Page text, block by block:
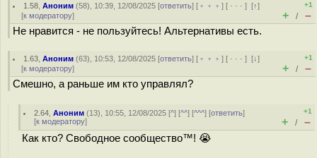
1.58 ,Аноним (58), 10:39, 12/08/2025 [ответить] [ ﹢﹢﹢] [ · · ·][↑]
[к модератору]
+1
+ / –
Не нравится - не пользуйтесь! Альтернативы есть.
1.63 ,Аноним (63), 10:53, 12/08/2025 [ответить] [ ﹢﹢﹢] [ · · ·][↓]
[к модератору]
+1
+ / –
Смешно, а раньше им кто управлял?
2.64 ,Аноним (13), 10:55, 12/08/2025 [^] [^^] [^^^] [ответить]
[к модератору]
+1
+ / –
Как кто? Свободное сообщество™! 😭